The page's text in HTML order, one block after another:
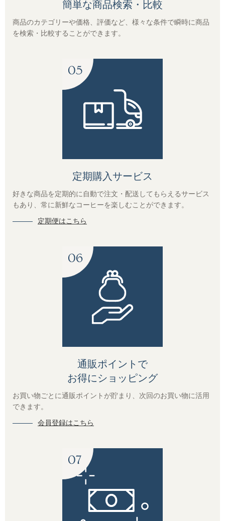
味わいで選ぶ
簡単な商品検索・比較
商品のカテゴリーや価格、評価など、様々な条件で瞬時に商品
を検索・比較することができます。
定期購入サービス
好きな商品を定期的に自動で注文・配送してもらえるサービス
もあり、常に新鮮なコーヒーを楽しむことができます。
定期便はこちら
通販ポイントで
お得にショッピング
お買い物ごとに通販ポイントが貯まり、次回のお買い物に活用
できます。
会員登録はこちら